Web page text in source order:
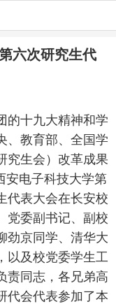
六次研究生代
的十九大精神和学
、教育部、全国学
究生会）改革成果
安电子科技大学第
代表大会在长安校
党委副书记、副校
劲京同学、清华大
以及校党委学生工
责同志，各兄弟高
代会代表参加了本